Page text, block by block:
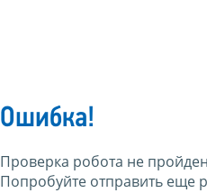
Ошибка!
Проверка робота не
Попробуйте отправить еще